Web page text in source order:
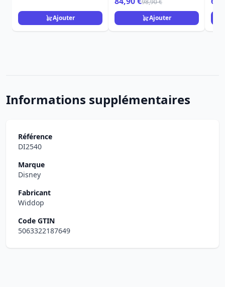
Ajouter
98,90 €
Ajouter
Informations supplémentaires
Référence
DI2540
Marque
Disney
Fabricant
Widdop
Code GTIN
5063322187649